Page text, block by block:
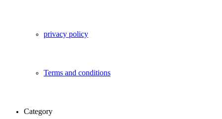
privacy policy
Terms and conditions
Category